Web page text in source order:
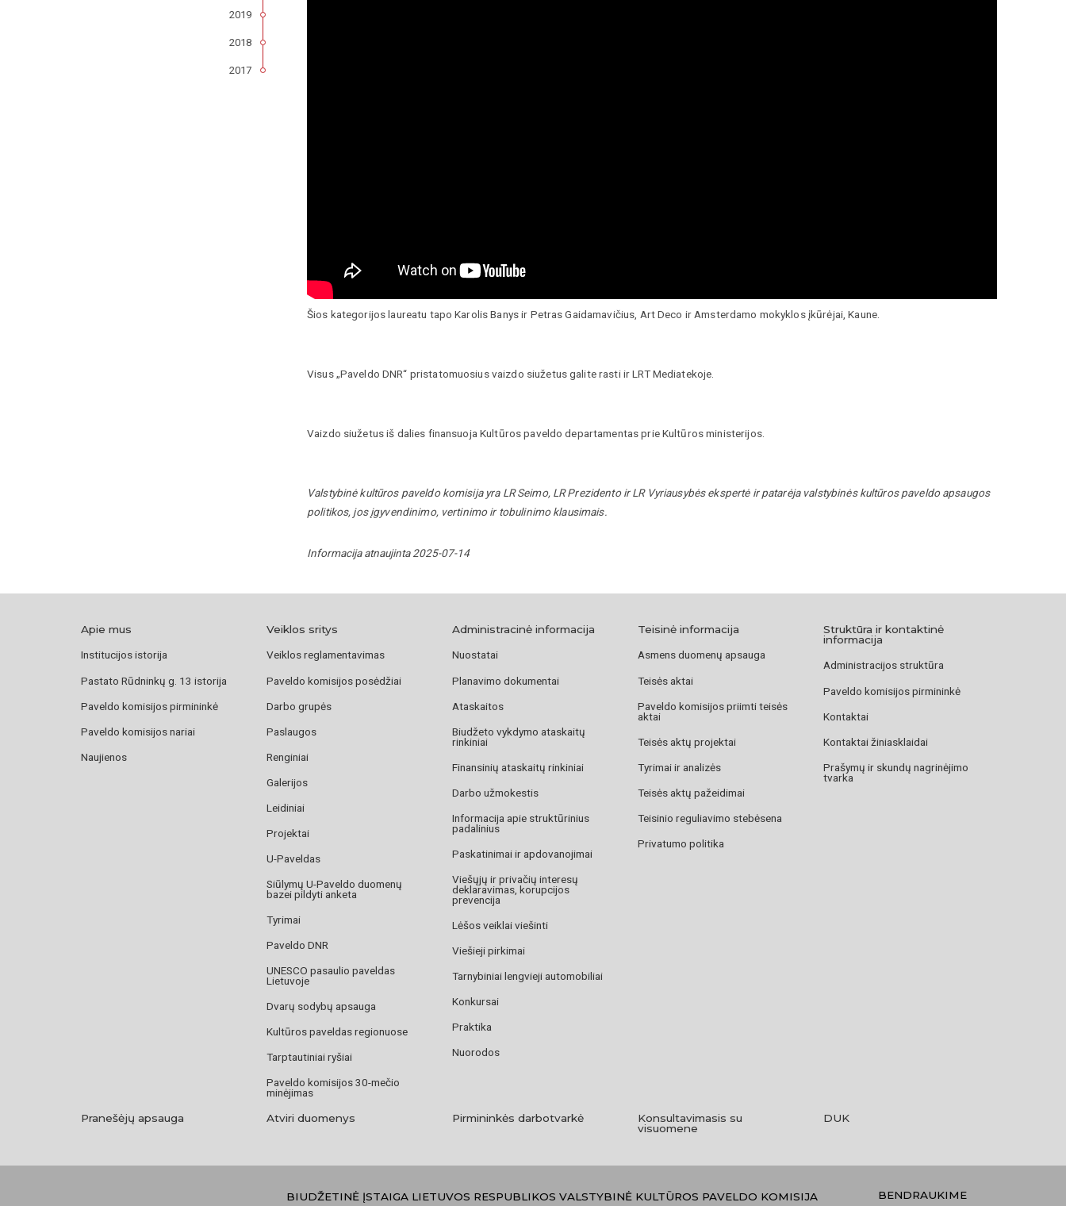
Šios kategorijos laureatu tapo Karolis Banys ir Petras Gaidamavičius, Art Deco ir Amsterdamo mokyklos įkūrėjai, Kaune.
Visus „Paveldo DNR“ pristatomuosius vaizdo siužetus galite rasti ir LRT Mediatekoje.
Vaizdo siužetus iš dalies finansuoja Kultūros paveldo departamentas prie Kultūros ministerijos.
Valstybinė kultūros paveldo komisija yra LR Seimo, LR Prezidento ir LR Vyriausybės ekspertė ir patarėja valstybinės kultūros paveldo apsaugos
politikos, jos įgyvendinimo, vertinimo ir tobulinimo klausimais.
Informacija atnaujinta 2025-07-14
2019
2018
2017
Apie mus
Institucijos istorija
Pastato Rūdninkų g. 13 istorija
Paveldo komisijos pirmininkė
Paveldo komisijos nariai
Naujienos
Veiklos sritys
Veiklos reglamentavimas
Paveldo komisijos posėdžiai
Darbo grupės
Paslaugos
Renginiai
Galerijos
Leidiniai
Projektai
U-Paveldas
Siūlymų U-Paveldo duomenų
bazei pildyti anketa
Tyrimai
Paveldo DNR
UNESCO pasaulio paveldas
Lietuvoje
Dvarų sodybų apsauga
Kultūros paveldas regionuose
Tarptautiniai ryšiai
Paveldo komisijos 30-mečio
minėjimas
Administracinė informacija
Nuostatai
Planavimo dokumentai
Ataskaitos
Biudžeto vykdymo ataskaitų
rinkiniai
Finansinių ataskaitų rinkiniai
Darbo užmokestis
Informacija apie struktūrinius
padalinius
Paskatinimai ir apdovanojimai
Viešųjų ir privačių interesų
deklaravimas, korupcijos
prevencija
Lėšos veiklai viešinti
Viešieji pirkimai
Tarnybiniai lengvieji automobiliai
Konkursai
Praktika
Nuorodos
Teisinė informacija
Asmens duomenų apsauga
Teisės aktai
Paveldo komisijos priimti teisės
aktai
Teisės aktų projektai
Tyrimai ir analizės
Teisės aktų pažeidimai
Teisinio reguliavimo stebėsena
Privatumo politika
Struktūra ir kontaktinė
informacija
Administracijos struktūra
Paveldo komisijos pirmininkė
Kontaktai
Kontaktai žiniasklaidai
Prašymų ir skundų nagrinėjimo
tvarka
Pranešėjų apsauga Atviri duomenys Pirmininkės darbotvarkė
Konsultavimasis su
visuomene
DUK
BIUDŽETINĖ ĮSTAIGA LIETUVOS RESPUBLIKOS VALSTYBINĖ KULTŪROS PAVELDO KOMISIJA BENDRAUKIME